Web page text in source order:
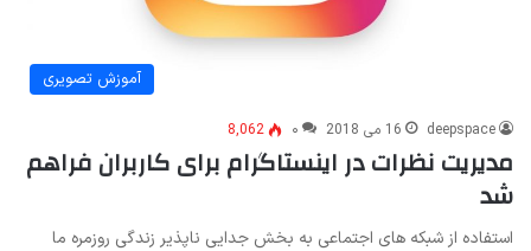
آموزش تصویری
deepspace 16 می 2018 ۰ 8,062
مدیریت نظرات در اینستاگرام برای کاربران فراهم
شد
استفاده از شبکه های اجتماعی به بخش جدایی ناپذیر زندگی روزمره ما